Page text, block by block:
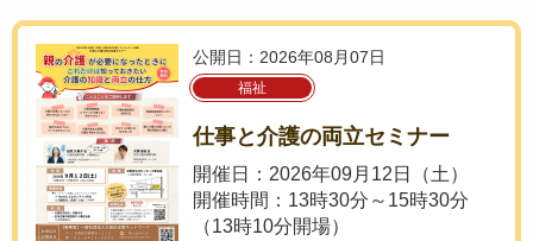
公開日：2026年08月07日
福祉
仕事と介護の両立セミナー
開催日：2026年09月12日（土）
開催時間：13時30分～15時30分
（13時10分開場）